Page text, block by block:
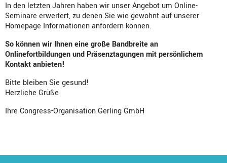
In den letzten Jahren haben wir unser Angebot um Online-
Seminare erweitert, zu denen Sie wie gewohnt auf unserer
Homepage Informationen anfordern können.
So können wir Ihnen eine große Bandbreite an
Onlinefortbildungen und Präsenztagungen mit persönlichem
Kontakt anbieten!
Bitte bleiben Sie gesund!
Herzliche Grüße
Ihre Congress-Organisation Gerling GmbH